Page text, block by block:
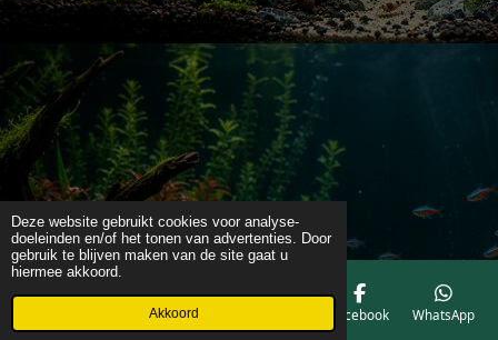
Deze website gebruikt cookies voor analyse-
doeleinden en/of het tonen van advertenties. Door
gebruik te blijven maken van de site gaat u
hiermee akkoord.
Akkoord
Telefoonnummer Facebook WhatsApp